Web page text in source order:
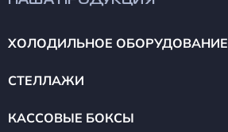
ХОЛОДИЛЬНОЕ ОБОРУДОВАНИЕ
СТЕЛЛАЖИ
КАССОВЫЕ БОКСЫ